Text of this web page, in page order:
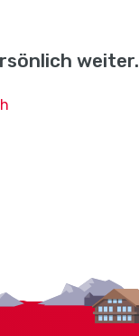
weiter.